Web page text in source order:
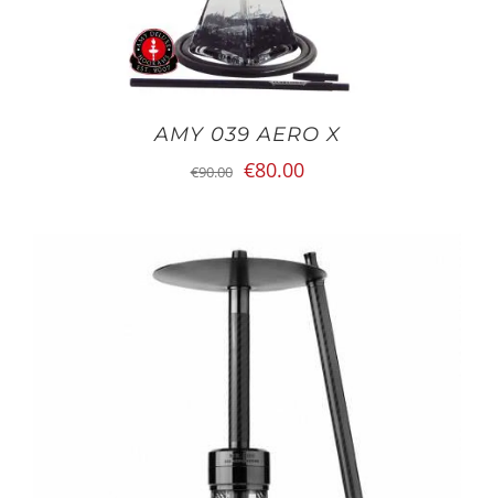
AMY 039 AERO X
€90.00 Oorspronkelijke
was:
€90.00.
€80.00Huidige
is:
€80.00.